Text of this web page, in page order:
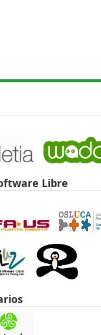
Libre